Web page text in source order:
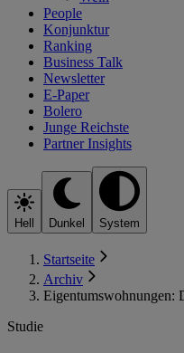
People
Konjunktur
Ranking
Business Talk
Newsletter
E-Paper
Bolero
Junge Reichste
Partner Insights
Hell Dunkel System
Startseite
Archiv
Eigentumswohnungen:
Studie